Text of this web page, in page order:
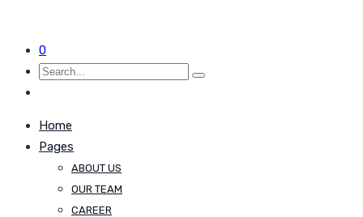
0
Home
Pages
ABOUT US
OUR TEAM
CAREER